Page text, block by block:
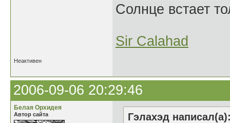
Солнце встает
Sir Calahad
Неактивен
2006-09-06 20:29:46
Белая Орхидея
Автор сайта
Гэлахэд